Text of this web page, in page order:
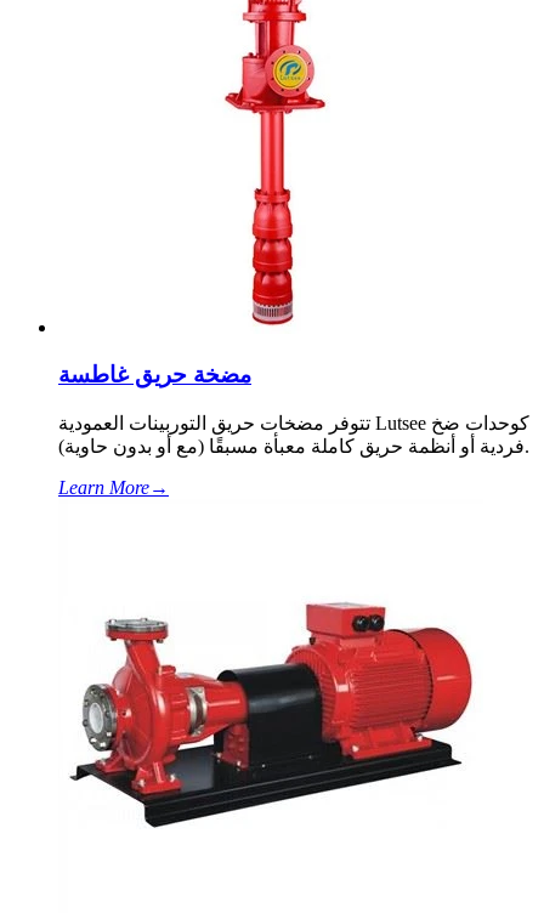
مضخة حريق غاطسة
تتوفر مضخات حريق التوربينات العمودية Lutsee كوحدات ضخ
فردية أو أنظمة حريق كاملة معبأة مسبقًا (مع أو بدون حاوية).
Learn More→